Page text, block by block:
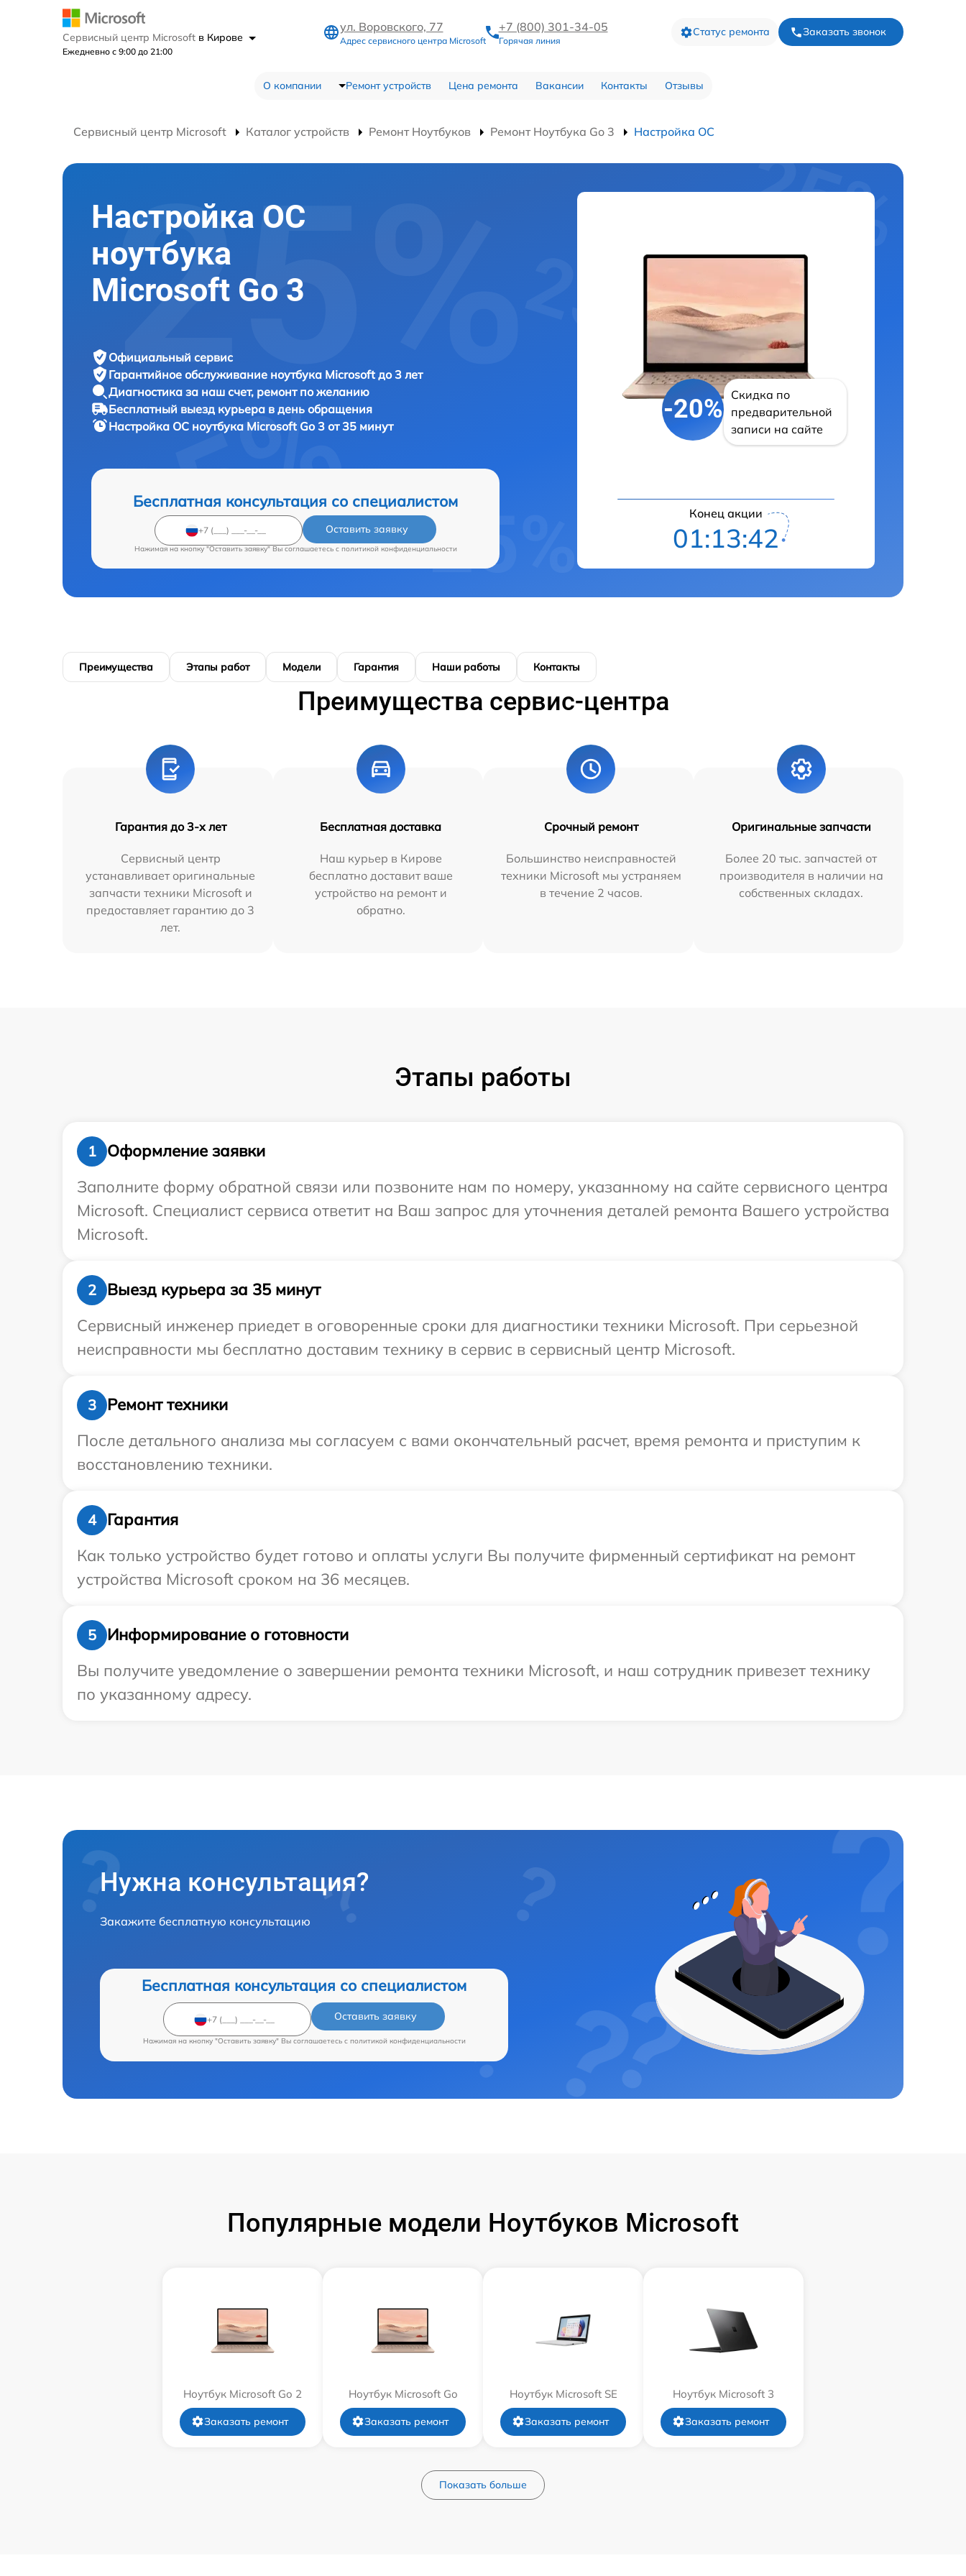
Сервисный центр Microsoft в Кирове
Ежедневно с 9:00 до 21:00
ул. Воровского, 77
Адрес сервисного центра Microsoft
+7 (800) 301-34-05
Горячая линия
Статус ремонта Заказать звонок
О компании Ремонт устройств Цена ремонта Вакансии Контакты Отзывы
Сервисный центр Microsoft Каталог устройств Ремонт Ноутбуков Ремонт Ноутбука Go 3 Настройка ОС
Настройка ОС
ноутбука
Microsoft Go 3
Официальный сервис
Гарантийное обслуживание ноутбука Microsoft до 3 лет
Диагностика за наш счет, ремонт по желанию
Бесплатный выезд курьера в день обращения
Настройка ОС ноутбука Microsoft Go 3 от 35 минут
Бесплатная консультация со специалистом
Оставить заявку
Нажимая на кнопку "Оставить заявку" Вы соглашаетесь c политикой конфиденциальности
-20%
Скидка по
предварительной
записи на сайте
Конец акции
01:13:42
Преимущества Этапы работ Модели Гарантия Наши работы Контакты
Преимущества сервис-центра
Гарантия до 3-х лет
Сервисный центр
устанавливает оригинальные
запчасти техники Microsoft и
предоставляет гарантию до 3
лет.
Бесплатная доставка
Наш курьер в Кирове
бесплатно доставит ваше
устройство на ремонт и
обратно.
Срочный ремонт
Большинство неисправностей
техники Microsoft мы устраняем
в течение 2 часов.
Оригинальные запчасти
Более 20 тыс. запчастей от
производителя в наличии на
собственных складах.
Этапы работы
1
Оформление заявки
Заполните форму обратной связи или позвоните нам по номеру, указанному на сайте сервисного центра
Microsoft. Специалист сервиса ответит на Ваш запрос для уточнения деталей ремонта Вашего устройства
Microsoft.
2
Выезд курьера за 35 минут
Сервисный инженер приедет в оговоренные сроки для диагностики техники Microsoft. При серьезной
неисправности мы бесплатно доставим технику в сервис в сервисный центр Microsoft.
3
Ремонт техники
После детального анализа мы согласуем с вами окончательный расчет, время ремонта и приступим к
восстановлению техники.
4
Гарантия
Как только устройство будет готово и оплаты услуги Вы получите фирменный сертификат на ремонт
устройства Microsoft сроком на 36 месяцев.
5
Информирование о готовности
Вы получите уведомление о завершении ремонта техники Microsoft, и наш сотрудник привезет технику
по указанному адресу.
Нужна консультация?
Закажите бесплатную консультацию
Бесплатная консультация со специалистом
Оставить заявку
Нажимая на кнопку "Оставить заявку" Вы соглашаетесь c политикой конфиденциальности
Популярные модели Ноутбуков Microsoft
Ноутбук Microsoft Go 2
Заказать ремонт
Ноутбук Microsoft Go
Заказать ремонт
Ноутбук Microsoft SE
Заказать ремонт
Ноутбук Microsoft 3
Заказать ремонт
Показать больше